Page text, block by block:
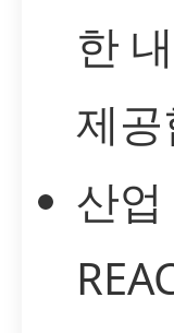
한
제
산